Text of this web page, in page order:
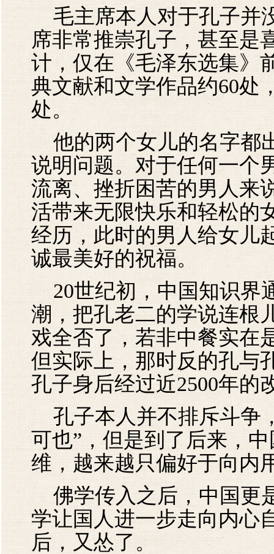
毛主席本人对于孔子并
席非常推崇孔子，甚至是
计，仅在《毛泽东选集》
典文献和文学作品约60处
处。
他的两个女儿的名字都
说明问题。对于任何一个
流离、挫折困苦的男人来
活带来无限快乐和轻松的
经历，此时的男人给女儿
诚最美好的祝福。
20世纪初，中国知识界
潮，把孔老二的学说连根
戏全否了，若非中餐实在
但实际上，那时反的孔与
孔子身后经过近2500年的
孔子本人并不排斥斗争
可也”，但是到了后来，
维，越来越只偏好于向内
佛学传入之后，中国更
学让国人进一步走向内心
后，又怂了。